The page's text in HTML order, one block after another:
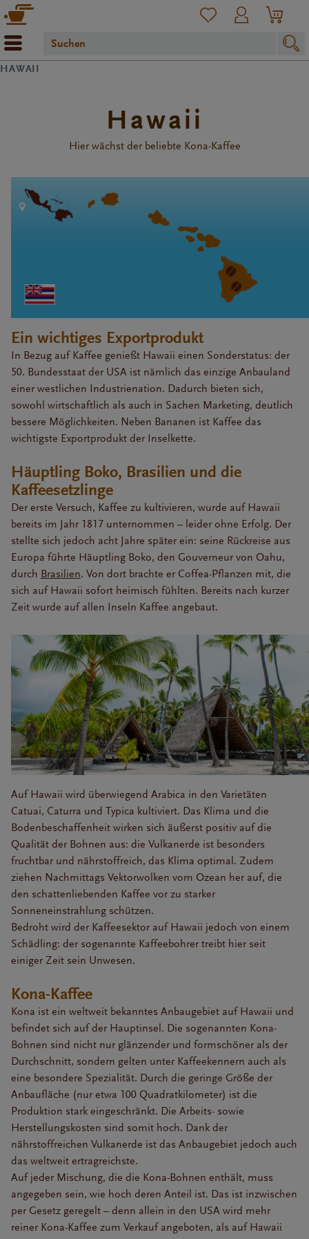
HAWAII
Hawaii
Hier wächst der beliebte Kona-Kaffee
Ein wichtiges Exportprodukt
In Bezug auf Kaffee genießt Hawaii einen Sonderstatus: der
50. Bundesstaat der USA ist nämlich das einzige Anbauland
einer westlichen Industrienation. Dadurch bieten sich,
sowohl wirtschaftlich als auch in Sachen Marketing, deutlich
bessere Möglichkeiten. Neben Bananen ist Kaffee das
wichtigste Exportprodukt der Inselkette.
Häuptling Boko, Brasilien und die
Kaffeesetzlinge
Der erste Versuch, Kaffee zu kultivieren, wurde auf Hawaii
bereits im Jahr 1817 unternommen – leider ohne Erfolg. Der
stellte sich jedoch acht Jahre später ein: seine Rückreise aus
Europa führte Häuptling Boko, den Gouverneur von Oahu,
durch Brasilien. Von dort brachte er Coffea-Pflanzen mit, die
sich auf Hawaii sofort heimisch fühlten. Bereits nach kurzer
Zeit wurde auf allen Inseln Kaffee angebaut.
Auf Hawaii wird überwiegend Arabica in den Varietäten
Catuai, Caturra und Typica kultiviert. Das Klima und die
Bodenbeschaffenheit wirken sich äußerst positiv auf die
Qualität der Bohnen aus: die Vulkanerde ist besonders
fruchtbar und nährstoffreich, das Klima optimal. Zudem
ziehen Nachmittags Vektorwolken vom Ozean her auf, die
den schattenliebenden Kaffee vor zu starker
Sonneneinstrahlung schützen.
Bedroht wird der Kaffeesektor auf Hawaii jedoch von einem
Schädling: der sogenannte Kaffeebohrer treibt hier seit
einiger Zeit sein Unwesen.
Kona-Kaffee
Kona ist ein weltweit bekanntes Anbaugebiet auf Hawaii und
befindet sich auf der Hauptinsel. Die sogenannten Kona-
Bohnen sind nicht nur glänzender und formschöner als der
Durchschnitt, sondern gelten unter Kaffeekennern auch als
eine besondere Spezialität. Durch die geringe Größe der
Anbaufläche (nur etwa 100 Quadratkilometer) ist die
Produktion stark eingeschränkt. Die Arbeits- sowie
Herstellungskosten sind somit hoch. Dank der
nährstoffreichen Vulkanerde ist das Anbaugebiet jedoch auch
das weltweit ertragreichste.
Auf jeder Mischung, die die Kona-Bohnen enthält, muss
angegeben sein, wie hoch deren Anteil ist. Das ist inzwischen
per Gesetz geregelt – denn allein in den USA wird mehr
reiner Kona-Kaffee zum Verkauf angeboten, als auf Hawaii